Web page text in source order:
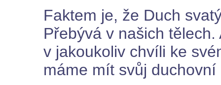
Faktem je, že Duch
Přebývá v našich
v jakoukoliv chvíli ke
máme mít svůj